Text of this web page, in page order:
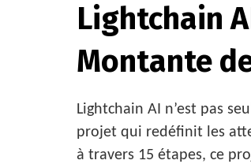
Lightchain
Montante
Lightchain AI n’est pas
projet qui redéfinit les
à travers 15 étapes, ce